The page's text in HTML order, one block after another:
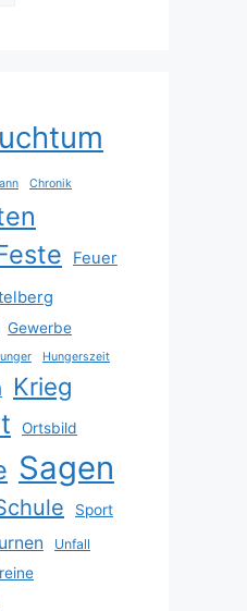
Chronik
Feuer
Gewerbe
Hungerszeit
Krieg
Ortsbild
Sagen
Sport
Unfall